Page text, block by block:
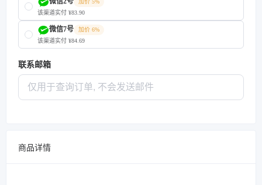
该渠道实付 ¥83.90
微信7号
加价 6%
该渠道实付 ¥84.69
联系邮箱
商品详情